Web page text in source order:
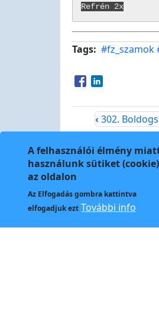
Refrén 2x
Tags #fz_szamok
Opens in a new
Opens in a
‹ 302.
A felhasználói élmény
használunk sütiket (cookie)
az oldalon
Az Elfogadásgombra kattintva
elfogadjuk ezt További info